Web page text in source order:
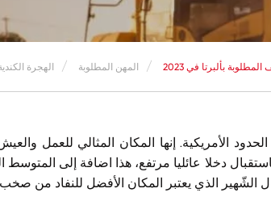
الهجرة المهن المطلوبة بألبرتا في 2023
الأمريكية. إنها المكان المثالي للعمل
باستقبال دخلا عائليا مرتفع، هذا اضافة إلى